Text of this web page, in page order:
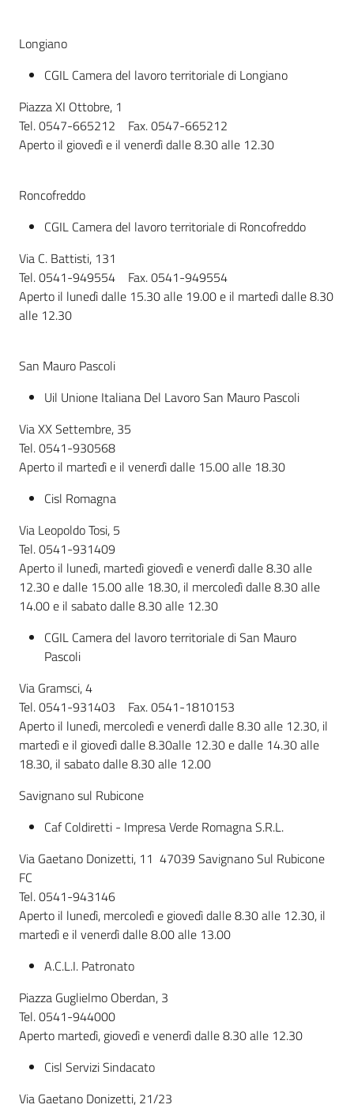
Longiano
CGIL Camera del lavoro territoriale di Longiano
Piazza XI Ottobre, 1
Tel. 0547-665212 Fax. 0547-665212
Aperto il giovedì e il venerdì dalle 8.30 alle 12.30
Roncofreddo
CGIL Camera del lavoro territoriale di Roncofreddo
Via C. Battisti, 131
Tel. 0541-949554 Fax. 0541-949554
Aperto il lunedì dalle 15.30 alle 19.00 e il martedì dalle 8.30
alle 12.30
San Mauro Pascoli
Uil Unione Italiana Del Lavoro San Mauro Pascoli
Via XX Settembre, 35
Tel. 0541-930568
Aperto il martedì e il venerdì dalle 15.00 alle 18.30
Cisl Romagna
Via Leopoldo Tosi, 5
Tel. 0541-931409
Aperto il lunedì, martedì giovedì e venerdì dalle 8.30 alle
12.30 e dalle 15.00 alle 18.30, il mercoledì dalle 8.30 alle
14.00 e il sabato dalle 8.30 alle 12.30
CGIL Camera del lavoro territoriale di San Mauro
Pascoli
Via Gramsci, 4
Tel. 0541-931403 Fax. 0541-1810153
Aperto il lunedì, mercoledì e venerdì dalle 8.30 alle 12.30, il
martedì e il giovedì dalle 8.30alle 12.30 e dalle 14.30 alle
18.30, il sabato dalle 8.30 alle 12.00
Savignano sul Rubicone
Caf Coldiretti - Impresa Verde Romagna S.R.L.
Via Gaetano Donizetti, 11 47039 Savignano Sul Rubicone
FC
Tel. 0541-943146
Aperto il lunedì, mercoledì e giovedì dalle 8.30 alle 12.30, il
martedì e il venerdì dalle 8.00 alle 13.00
A.C.L.I. Patronato
Piazza Guglielmo Oberdan, 3
Tel. 0541-944000
Aperto martedì, giovedì e venerdì dalle 8.30 alle 12.30
Cisl Servizi Sindacato
Via Gaetano Donizetti, 21/23